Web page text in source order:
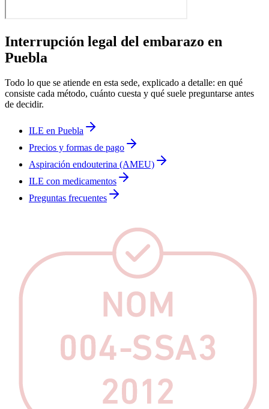
Interrupción legal del embarazo en
Puebla
Todo lo que se atiende en esta sede, explicado a detalle: en qué
consiste cada método, cuánto cuesta y qué suele preguntarse antes
de decidir.
ILE en Puebla
Precios y formas de pago
Aspiración endouterina (AMEU)
ILE con medicamentos
Preguntas frecuentes